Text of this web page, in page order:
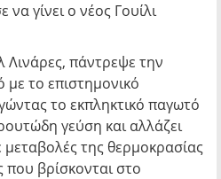
γίνει ο νέος Γουίλι
Λινάρες, πάντρεψε την
το επιστημονικό
το εκπληκτικό παγωτό
γεύση και αλλάζει
μεταβολές της θερμοκρασίας
που βρίσκονται στο